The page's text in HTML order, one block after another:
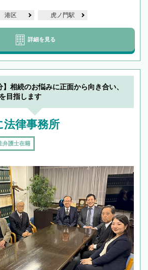
港区 虎ノ門駅
詳細を見る
】相続のお悩みに正面から向き合い、
目指します
法律事務所
弁護士在籍